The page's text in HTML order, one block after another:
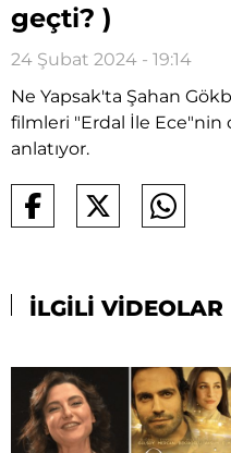
geçti? )
24 Şubat 2024 - 19:14
Ne Yapsak'ta Şahan
filmleri "Erdal İle Ece"nin
anlatıyor.
İLGİLİ VİDEOLAR